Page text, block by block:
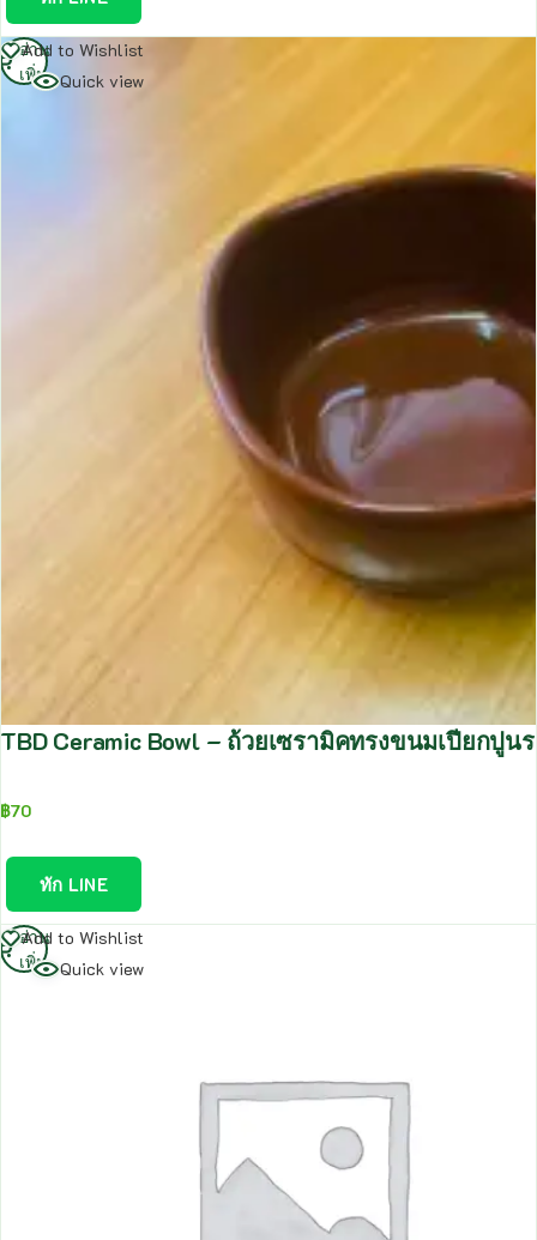
Add to Wishlist
Quick view
TBD Ceramic Bowl – ถ้วยเซรามิคทรงขนมเปียกปู
฿70
ทัก LINE
อ่าน
เพิ่ม
Add to Wishlist
Quick view
อ่าน
เพิ่ม